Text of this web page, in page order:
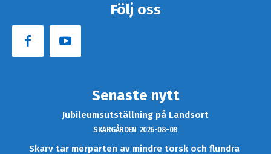
Följ oss
Senaste nytt
Jubileumsutställning på Landsort
SKÄRGÅRDEN 2026-08-08
Skarv tar merparten av mindre torsk och flundra